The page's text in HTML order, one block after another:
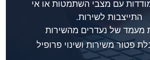
עם מצבי השתמטות או אי
התייצבות לשירות.
מעמד של נעדרים מהשירות
פטור משירות ושינוי פרופיל